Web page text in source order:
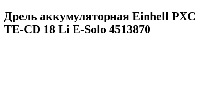
Дрель аккумуляторная Einhell PXC
TE-CD 18 Li E-Solo 4513870